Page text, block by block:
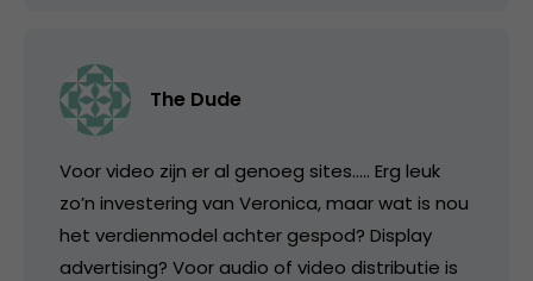
The Dude
Voor video zijn er al genoeg sites….. Erg leuk
zo’n investering van Veronica, maar wat is nou
het verdienmodel achter gespod? Display
advertising? Voor audio of video distributie is